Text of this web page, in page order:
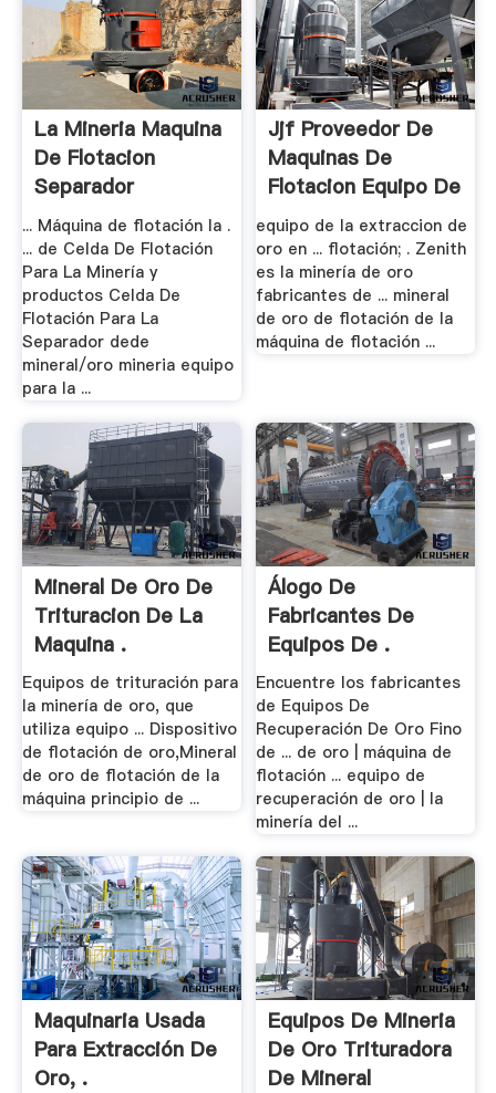
La Mineria Maquina
De Flotacion
Separador
... Máquina de flotación la .
... de Celda De Flotación
Para La Minería y
productos Celda De
Flotación Para La
Separador dede
mineral/oro mineria equipo
para la ...
Jjf Proveedor De
Maquinas De
Flotacion Equipo De
.
equipo de la extraccion de
oro en ... flotación; . Zenith
es la minería de oro
fabricantes de ... mineral
de oro de flotación de la
máquina de flotación ...
Mineral De Oro De
Trituracion De La
Maquina .
Equipos de trituración para
la minería de oro, que
utiliza equipo ... Dispositivo
de flotación de oro,Mineral
de oro de flotación de la
máquina principio de ...
Álogo De
Fabricantes De
Equipos De .
Encuentre los fabricantes
de Equipos De
Recuperación De Oro Fino
de ... de oro | máquina de
flotación ... equipo de
recuperación de oro | la
minería del ...
Maquinaria Usada
Para Extracción De
Oro, .
Equipos De Mineria
De Oro Trituradora
De Mineral